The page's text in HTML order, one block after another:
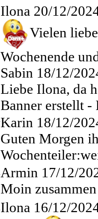
Ilona 20/12/
Vielen
Wochenende
Sabin 18/12/
Liebe Ilona, da
Banner erstellt
Karin 18/12/
Guten Morgen
Armin 17/12/
Moin
Ilona 16/12/